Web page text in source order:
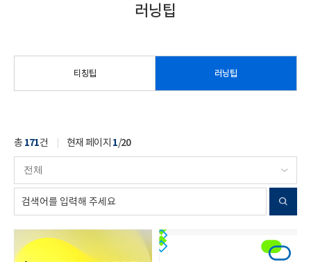
러닝팁
티칭팁 러닝팁
총 171건 현재 페이지 1/20